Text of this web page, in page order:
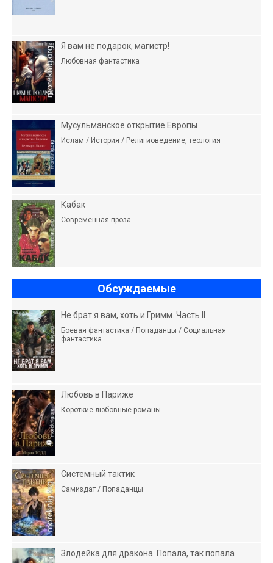
Я вам не подарок, магистр!
Любовная фантастика
Мусульманское открытие Европы
Ислам / История / Религиоведение, теология
Кабак
Современная проза
Обсуждаемые
Не брат я вам, хоть и Гримм. Часть II
Боевая фантастика / Попаданцы / Социальная
фантастика
Любовь в Париже
Короткие любовные романы
Системный тактик
Самиздат / Попаданцы
Злодейка для дракона. Попала, так попала